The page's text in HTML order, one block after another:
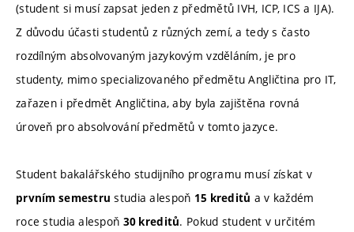
(student si musí zapsat jeden z předmětů IVH, ICP, ICS a IJA).
Z důvodu účasti studentů z různých zemí, a tedy s často
rozdílným absolvovaným jazykovým vzděláním, je pro
studenty, mimo specializovaného předmětu Angličtina pro IT,
zařazen i předmět Angličtina, aby byla zajištěna rovná
úroveň pro absolvování předmětů v tomto jazyce.
Student bakalářského studijního programu musí získat v
prvním semestru studia alespoň 15 kreditů a v každém
roce studia alespoň 30 kreditů. Pokud student v určitém